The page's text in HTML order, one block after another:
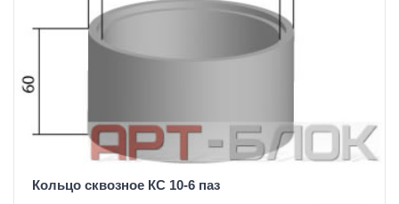
Кольцо сквозное КС 10-6 паз